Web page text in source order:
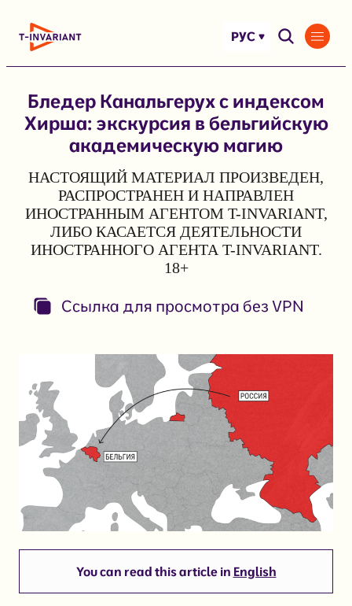
РУС
Бледер Канальгерух с индексом
Хирша: экскурсия в бельгийскую
академическую магию
НАСТОЯЩИЙ МАТЕРИАЛ ПРОИЗВЕДЕН,
РАСПРОСТРАНЕН И НАПРАВЛЕН
ИНОСТРАННЫМ АГЕНТОМ T-INVARIANT,
ЛИБО КАСАЕТСЯ ДЕЯТЕЛЬНОСТИ
ИНОСТРАННОГО АГЕНТА T-INVARIANT.
18+
Ссылка для просмотра без VPN
You can read this article in English